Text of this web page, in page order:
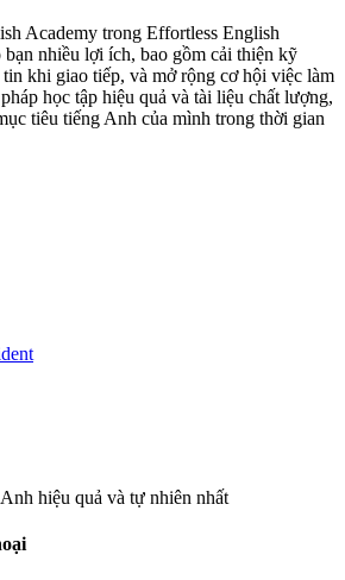
Academy trong Effortless English
bạn nhiều lợi ích, bao gồm cải thiện kỹ
khi giao tiếp, và mở rộng cơ hội việc làm
học tập hiệu quả và tài liệu chất lượng,
tiêu tiếng Anh của mình trong thời gian
hiệu quả và tự nhiên nhất